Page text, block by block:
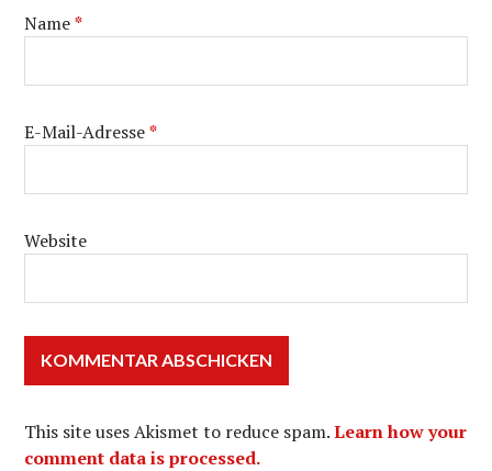
Name*
E-Mail-Adresse*
Website
This site uses Akismet to reduce spam.Learn how your
comment data is processed.